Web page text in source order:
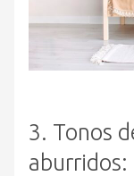
3. Tonos
aburridos: